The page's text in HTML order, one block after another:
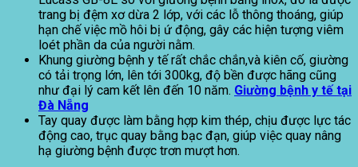
trang bị đệm xơ dừa 2 lớp, với các lỗ thông thoáng, giúp
hạn chế việc mồ hôi bị ứ động, gây các hiện tượng viêm
loét phần da của người nằm.
Khung giường bệnh y tế rất chắc chắn,và kiên cố, giường
có tải trọng lớn, lên tới 300kg, độ bền được hãng cũng
như đại lý cam kết lên đến 10 năm. Giường bệnh y tế tại
Đà Nẵng
Tay quay được làm bằng hợp kim thép, chịu được lực tác
động cao, trục quay bằng bạc đạn, giúp việc quay nâng
hạ giường bệnh được trơn mượt hơn.